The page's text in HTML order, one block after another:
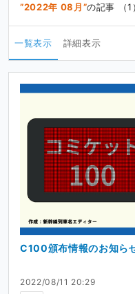
2022年 08月 の記事 （1
一覧表示 詳細表示
2022/08/11 20:29
C100頒布情報のお知ら